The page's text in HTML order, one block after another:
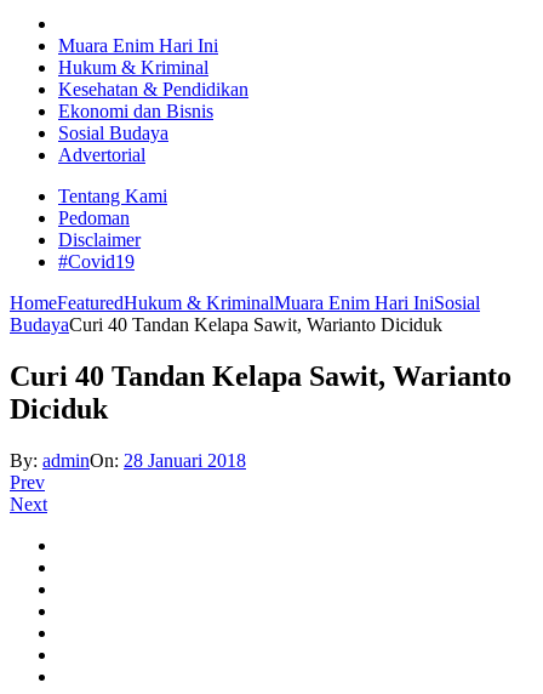
Muara Enim Hari Ini
Hukum & Kriminal
Kesehatan & Pendidikan
Ekonomi dan Bisnis
Sosial Budaya
Advertorial
Tentang Kami
Pedoman
Disclaimer
#Covid19
HomeFeaturedHukum & KriminalMuara Enim Hari IniSosial
BudayaCuri 40 Tandan Kelapa Sawit, Warianto Diciduk
Curi 40 Tandan Kelapa Sawit, Warianto
Diciduk
By: adminOn: 28 Januari 2018
Prev
Next